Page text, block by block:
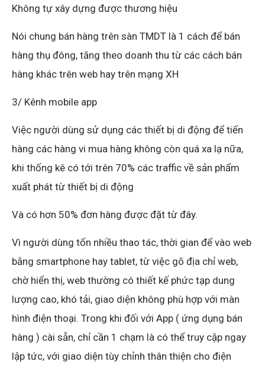
Không tự xây dựng được thương hiệu
Nói chung bán hàng trên sàn TMDT là 1 cách để bán
hàng thụ đông, tăng theo doanh thu từ các cách bán
hàng khác trên web hay trên mạng XH
3/ Kênh mobile app
Việc người dùng sử dụng các thiết bị di động để tiến
hàng các hàng vi mua hàng không còn quá xa lạ nữa,
khi thống kê có tới trên 70% các traffic về sản phẩm
xuất phát từ thiết bị di động
Và có hơn 50% đơn hàng được đặt từ đây.
Vì người dùng tốn nhiều thao tác, thời gian để vào web
bằng smartphone hay tablet, từ việc gõ địa chỉ web,
chờ hiển thị, web thường có thiết kế phức tạp dung
lượng cao, khó tải, giao diện không phù hợp với màn
hình điện thoại. Trong khi đối với App ( ứng dụng bán
hàng ) cài sẵn, chỉ cần 1 chạm là có thể truy cập ngay
lập tức, với giao diện tùy chỉnh thân thiện cho điện